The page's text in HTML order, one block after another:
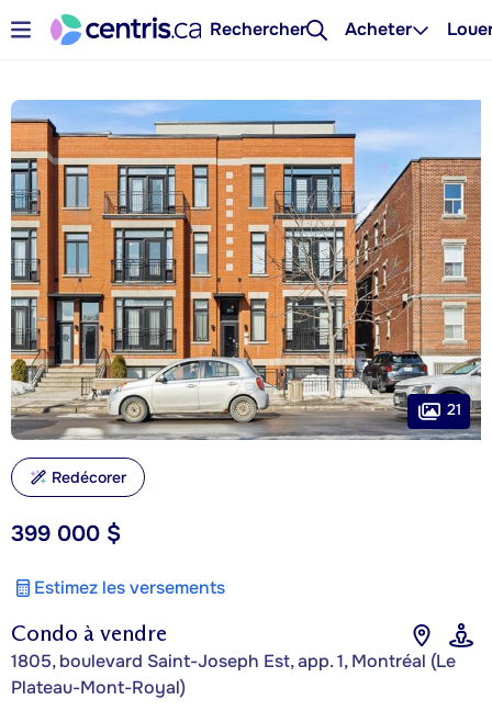
Rechercher Acheter
Condo à vendre
1805, boulevard Saint-Joseph Est, app. 1, Montréal (Le
Plateau-Mont-Royal)
399 000 $
Estimez les versements
21
Redécorer